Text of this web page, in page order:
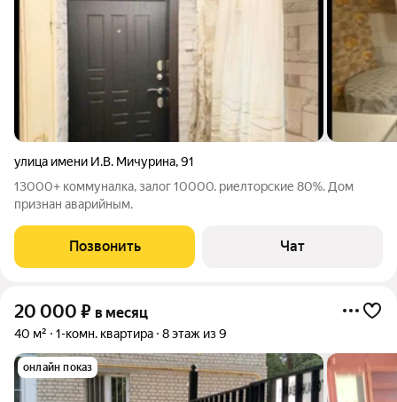
улица имени И.В. Мичурина,91
13000+ коммуналка, залог 10000. риелторские 80%. Дом
признан аварийным.
Позвонить Чат
20 000 ₽ в месяц
40 м² 1-комн. квартира 8 этаж из 9
онлайн показ